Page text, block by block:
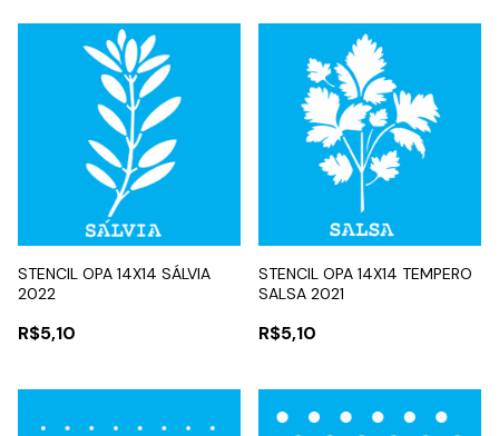
STENCIL OPA 14X14 SÁLVIA
2022
R$5,10
STENCIL OPA 14X14 TEMPERO
SALSA 2021
R$5,10